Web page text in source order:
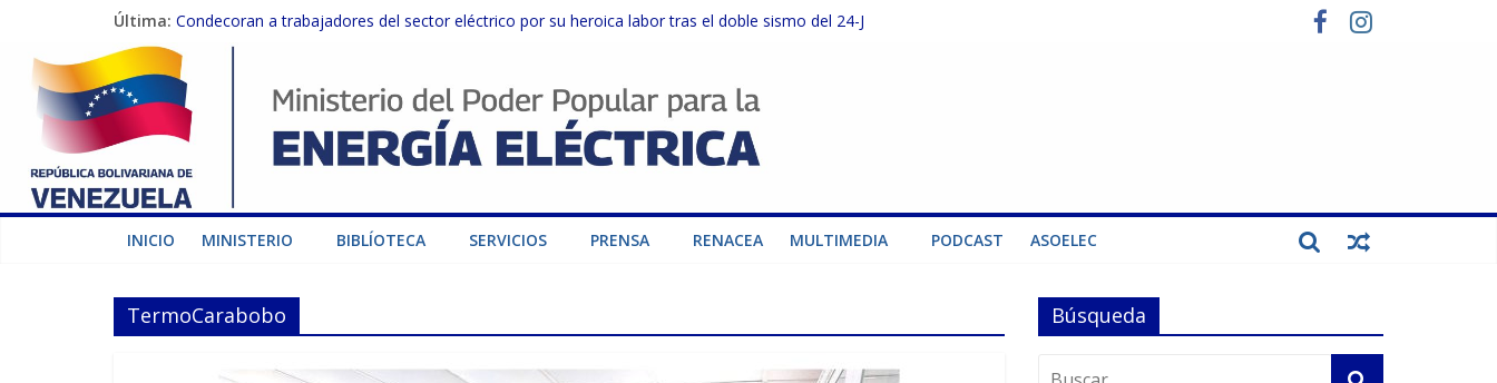
Última: Condecoran a trabajadores del sector eléctrico por su heroica labor tras el doble sismo del 24-J
Gobierno Nacional coordina acciones con el sector privado para fortalecer el SEN ante el «Súper Niño»
Inspeccionan trabajos de rehabilitación en instalaciones del SEN en Carabobo
Gobierno Nacional activa plan preventivo para fortalecer el SEN ante el fenómeno de El Niño
Termocarabobo recupera el 50% de su capacidad de generación para fortalecer el SEN
INICIO MINISTERIO BIBLÍOTECA SERVICIOS PRENSA RENACEA MULTIMEDIA PODCAST ASOELEC
TermoCarabobo Búsqueda